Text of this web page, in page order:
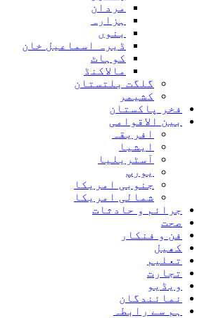
مردان
ہزارہ
بنوں
ڈیرہ اسماعیل خان
کوہاٹ
مالاکنڈ
گلگت بلتستان
کشیمر
فخر پاکستان
بین الاقوامی
افریقہ
ایشیا
آسٹریلیا
یورپ
جنوبی امریکا
شمالی امریکا
جرائم و حادثات
صحت
فن و فنکار
کھیل
تعلیم
تجارت
ویڈیو
نمائندگان
ہم سے رابطہ